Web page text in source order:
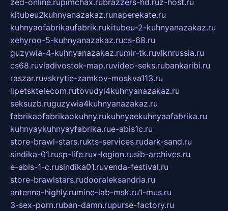
zed-online.rupimchax.rubrazzers-hd.ruz-host.ru
kitubeu2kuhnyanazakaz.runaperekate.ru
kuhnyaofabrikaufabrik.rukitubeu-2-kuhnyanazakaz.ru
xehyroo-5-kuhnyanazakaz.rucs-68.ru
guzywia-4-kuhnyanazakaz.rumir-tk.ruvlknrussia.ru
cs68.ruvladivostok-map.ruvideo-seks.rubankaribi.ru
raszar.ruvskrytie-zamkov-moskva113.ru
lipetsktelecom.rutovudyi4kuhnyanazakaz.ru
seksuzb.ruguzywia4kuhnyanazakaz.ru
fabrikaofabrikaokuhny.rukuhnyaekuhnyaafabrika.ru
kuhnyaykuhnyayfabrika.rue-abis1c.ru
store-brawl-stars.rukts-services.rudark-sand.ru
sindika-01.rusp-life.rux-legion.rusib-archives.ru
e-abis-1-c.rusindika01.ruvenda-festival.ru
store-brawlstars.rudooraleksandria.ru
antenna-highly.rumine-lab-msk.ru1-mus.ru
3-sex-porn.ruban-damn.rupurse-factory.ru